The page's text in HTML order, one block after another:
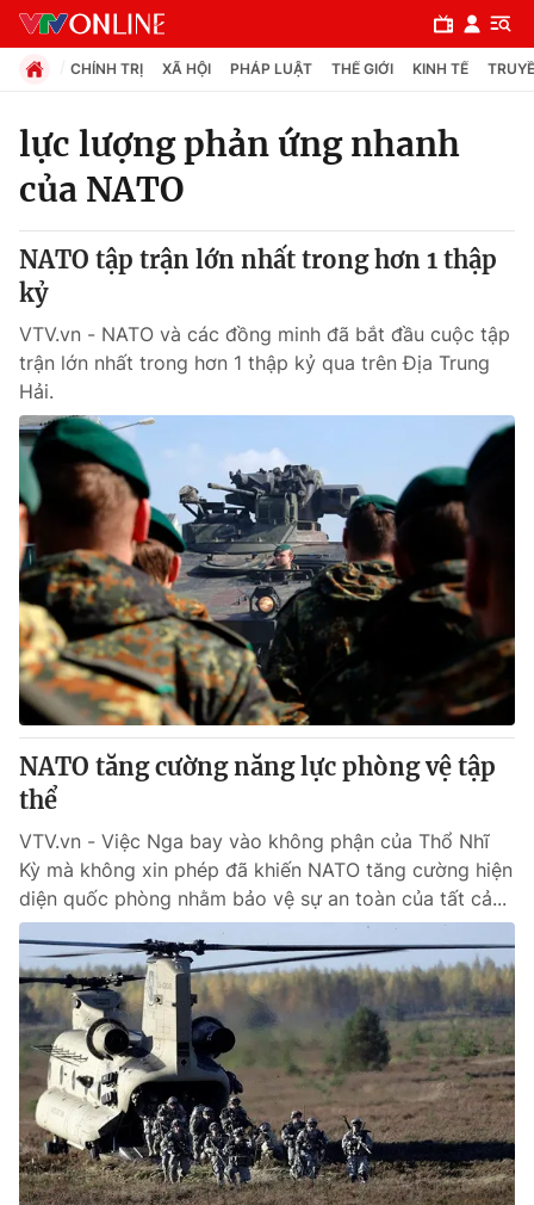
Chuyên mục
Chính trị
Xã hội
Pháp luật
Y tế
Thế giới
Tin tức
Thế giới đó đây
Câu chuyện quốc tế
Kinh tế
Tài chính
Thị trường
Góc doanh nghiệp
Dữ liệu và đời sống
Truyền hình
Phim VTV
Nhân vật
Khán giả
Giải sao mai
Giải trí
Điện ảnh
Âm nhạc
Sao
Đời sống
Du lịch
Làm đẹp
Chất lượng cuộc sống
Giáo dục
Tuyển sinh
Học trực tuyến
Công nghệ
Hitech Công nghệ tương lai
Sản phẩm
Thị trường
Tư vấn
Giao lưu trực tuyến
Lịch phát sóng
CHÍNH TRỊ XÃ HỘI PHÁP LUẬT THẾ GIỚI KINH TẾ
lực lượng phản ứng nhanh
của NATO
NATO tập trận lớn nhất trong hơn 1 thập
kỷ
VTV.vn - NATO và các đồng minh đã bắt đầu cuộc tập
trận lớn nhất trong hơn 1 thập kỷ qua trên Địa Trung
Hải.
NATO tăng cường năng lực phòng vệ tập
thể
VTV.vn - Việc Nga bay vào không phận của Thổ Nhĩ
Kỳ mà không xin phép đã khiến NATO tăng cường hiện
diện quốc phòng nhằm bảo vệ sự an toàn của tất cả...